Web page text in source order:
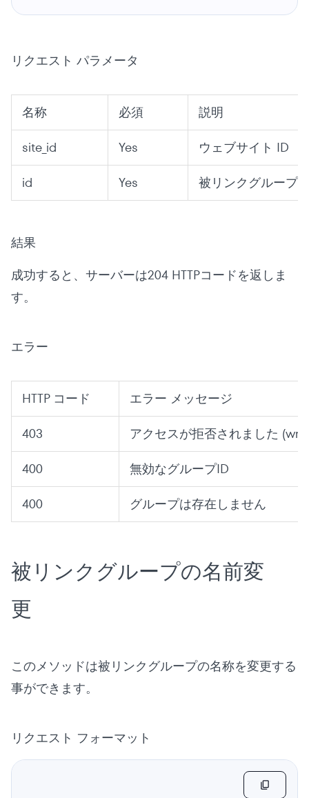
リクエスト パラメータ
名称 必須 説明
site_id Yes ウェブサイト ID
id Yes 被リンクグループ
結果
成功すると、サーバーは204 HTTPコードを返しま
す。
エラー
HTTP コード エラー メッセージ
403 アクセスが拒否されました
400 無効なグループID
400 グループは存在しません
被リンクグループの名前変
更
このメソッドは被リンクグループの名称を変更する
事ができます。
リクエスト フォーマット